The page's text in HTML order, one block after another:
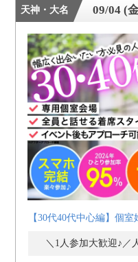
天神・大名 09/04 (
【30代40代中心編】個
＼1人参加大歓迎♪／